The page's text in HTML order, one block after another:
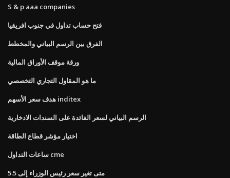
S & p aaa companies
فتح حساب تداول في جنوب افريقيا
الفرق بين الرسم البياني والمخطط
ورقة موقف الأوراق المالية
ما هو المقاول التجاري التخصصي
هدف سعر الأسهم inditex
الرسم البياني لسعر الفائدة على السندات الادخارية
اختيار مؤشر قطاع الطاقة
ساعات التداول cme
متى تغير سعر رئيس الوزراء إلى 5.5